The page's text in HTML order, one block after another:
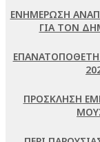
ΕΝΗΜΕΡΩΣΗ
ΓΙΑ ΤΟΝ
ΠΡΟΣΚΛΗΣΗ